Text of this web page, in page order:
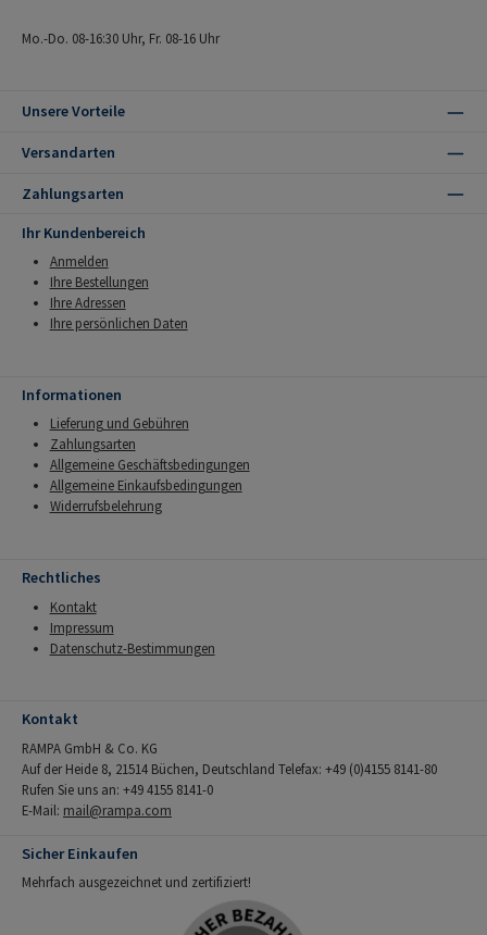
Mo.-Do. 08-16:30 Uhr, Fr. 08-16 Uhr
Unsere Vorteile
Versandarten
Zahlungsarten
Ihr Kundenbereich
Anmelden
Ihre Bestellungen
Ihre Adressen
Ihre persönlichen Daten
Informationen
Lieferung und Gebühren
Zahlungsarten
Allgemeine Geschäftsbedingungen
Allgemeine Einkaufsbedingungen
Widerrufsbelehrung
Rechtliches
Kontakt
Impressum
Datenschutz-Bestimmungen
Kontakt
RAMPA GmbH & Co. KG
Auf der Heide 8, 21514 Büchen, Deutschland Telefax: +49 (0)4155 8141-80
Rufen Sie uns an: +49 4155 8141-0
E-Mail: mail@rampa.com
Sicher Einkaufen
Mehrfach ausgezeichnet und zertifiziert!